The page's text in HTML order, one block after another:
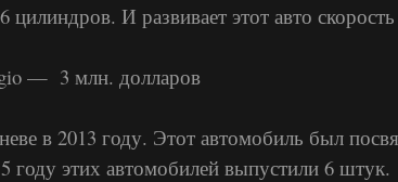
И развивает этот авто
— 3 млн. долларов
в 2013 году. Этот автомобиль был
году этих автомобилей выпустили 6 штук.